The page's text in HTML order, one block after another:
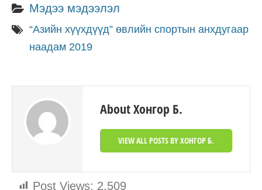
Post Views: 2,509
Мэдээ мэдээлэл
“Азийн хүүхдүүд” өвлийн спортын анхдугаар
наадам 2019
About Хонгор Б.
VIEW ALL POSTS BY ХОНГОР Б.